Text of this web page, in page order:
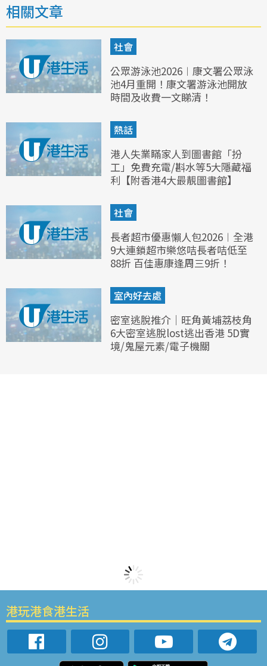
相關文章
社會
公眾游泳池2026︱康文署公眾泳
池4月重開！康文署游泳池開放
時間及收費一文睇清！
熱話
港人失業瞞家人到圖書館「扮
工」免費充電/斟水等5大隱藏福
利【附香港4大最靚圖書館】
社會
長者超市優惠懶人包2026︱全港
9大連鎖超市樂悠咭長者咭低至
88折 百佳惠康逢周三9折！
室內好去處
密室逃脫推介｜旺角黃埔荔枝角
6大密室逃脫lost逃出香港 5D實
境/鬼屋元素/電子機關
港玩港食港生活